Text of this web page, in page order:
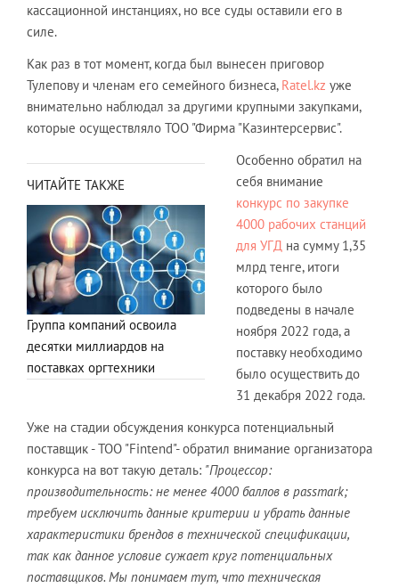
кассационной инстанциях, но все суды оставили его в
силе.
Как раз в тот момент, когда был вынесен приговор
Тулепову и членам его семейного бизнеса, Ratel.kz уже
внимательно наблюдал за другими крупными закупками,
которые осуществляло ТОО "Фирма "Казинтерсервис".
ЧИТАЙТЕ ТАКЖЕ
Группа компаний освоила
десятки миллиардов на
поставках оргтехники
Особенно обратил на
себя внимание
конкурс по закупке
4000 рабочих станций
для УГД на сумму 1,35
млрд тенге, итоги
которого было
подведены в начале
ноября 2022 года, а
поставку необходимо
было осуществить до
31 декабря 2022 года.
Уже на стадии обсуждения конкурса потенциальный
поставщик - ТОО "Fintend"- обратил внимание организатора
конкурса на вот такую деталь: "Процессор:
производительность: не менее 4000 баллов в passmark;
требуем исключить данные критерии и убрать данные
характеристики брендов в технической спецификации,
так как данное условие сужает круг потенциальных
поставщиков. Мы понимаем тут, что техническая